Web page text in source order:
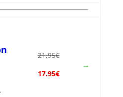
21,95€
17.95€